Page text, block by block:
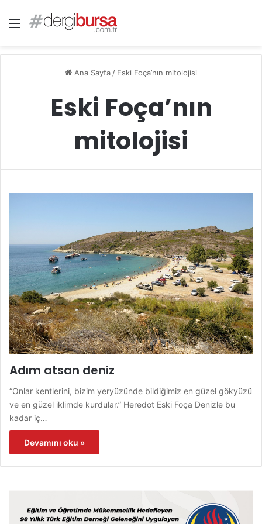
Menü
Ana Sayfa / Eski Foça’nın mitolojisi
Eski Foça’nın
mitolojisi
Adım atsan deniz
“Onlar kentlerini, bizim yeryüzünde bildiğimiz en güzel gökyüzü
ve en güzel iklimde kurdular.” Heredot Eski Foça Denizle bu
kadar iç…
Devamını oku »